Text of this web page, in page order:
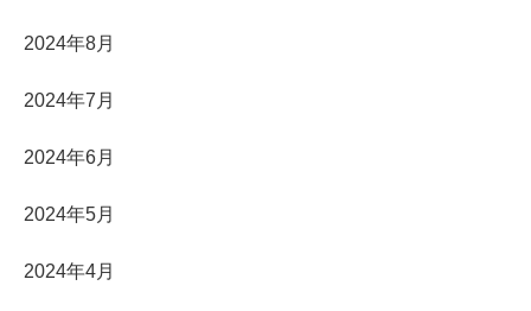
2024年8月
2024年7月
2024年6月
2024年5月
2024年4月